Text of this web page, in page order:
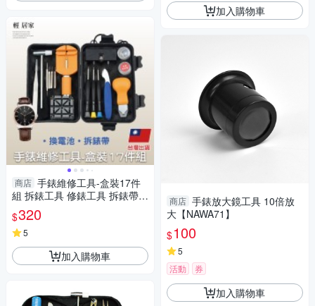
商店 手錶維修工具-盒裝17件
組 拆錶工具 修錶工具 拆錶帶工
具 開錶工具-輕居家8579
$320
5
加入購物車
加入購物車
商店 手錶放大鏡工具 10倍放
大【NAWA71】
$100
5
活動
券
加入購物車